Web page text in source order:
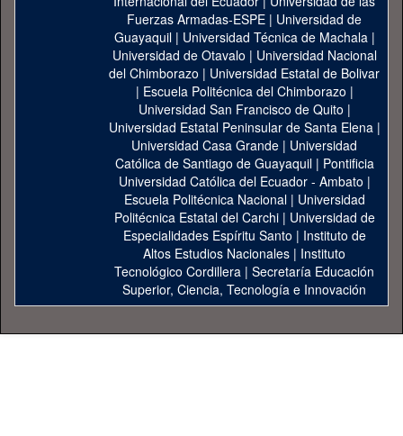
Fuerzas Armadas-ESPE | Universidad de
Guayaquil| Universidad Técnica de Machala|
Universidad de Otavalo | Universidad Nacional
del Chimborazo | Universidad Estatal de Bolivar
| Escuela Politécnica del Chimborazo |
Universidad San Francisco de Quito |
Universidad Estatal Peninsular de Santa Elena|
Universidad Casa Grande | Universidad
Católica de Santiago de Guayaquil| Pontificia
Universidad Católica del Ecuador - Ambato |
Escuela Politécnica Nacional| Universidad
Politécnica Estatal del Carchi| Universidad de
Especialidades Espíritu Santo | Instituto de
Altos Estudios Nacionales | Instituto
Tecnológico Cordillera | Secretaría Educación
Superior, Ciencia, Tecnología e Innovación